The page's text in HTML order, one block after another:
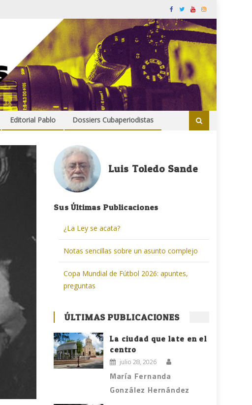
Editorial Pablo Dossiers Cubaperiodistas
Luis Toledo Sande
Sus Últimas Publicaciones
¿La Ley se acata?
Notas sencillas sobre un asunto complejo
Copa Mundial de Fútbol 2026: apuntes,
preguntas
ÚLTIMAS PUBLICACIONES
La ciudad que late en el
centro
julio 28, 2026
María Fernanda
González Hernández